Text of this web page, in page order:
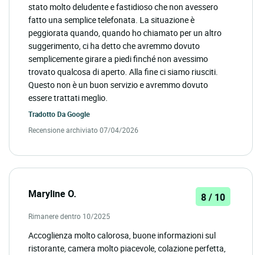
stato molto deludente e fastidioso che non avessero
fatto una semplice telefonata. La situazione è
peggiorata quando, quando ho chiamato per un altro
suggerimento, ci ha detto che avremmo dovuto
semplicemente girare a piedi finché non avessimo
trovato qualcosa di aperto. Alla fine ci siamo riusciti.
Questo non è un buon servizio e avremmo dovuto
essere trattati meglio.
Tradotto DaGoogle
Recensione archiviato 07/04/2026
Maryline O. 8 / 10
Rimanere dentro 10/2025
Accoglienza molto calorosa, buone informazioni sul
ristorante, camera molto piacevole, colazione perfetta,